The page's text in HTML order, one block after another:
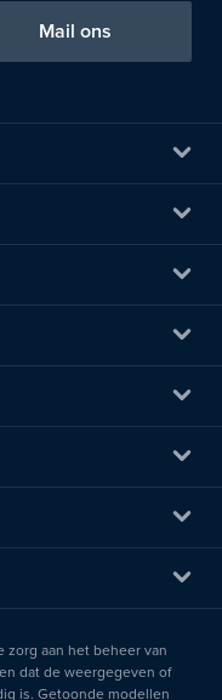
Mail ons
aan het beheer van
dat de weergegeven of
is. Getoonde modellen